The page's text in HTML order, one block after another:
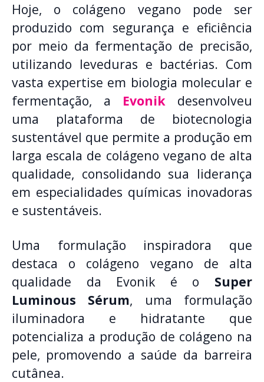
Hoje, o colágeno vegano pode ser
produzido com segurança e eficiência
por meio da fermentação de precisão,
utilizando leveduras e bactérias. Com
vasta expertise em biologia molecular e
fermentação, a Evonik desenvolveu
uma plataforma de biotecnologia
sustentável que permite a produção em
larga escala de colágeno vegano de alta
qualidade, consolidando sua liderança
em especialidades químicas inovadoras
e sustentáveis.
Uma formulação inspiradora que
destaca o colágeno vegano de alta
qualidade da Evonik é o Super
Luminous Sérum, uma formulação
iluminadora e hidratante que
potencializa a produção de colágeno na
pele, promovendo a saúde da barreira
cutânea.